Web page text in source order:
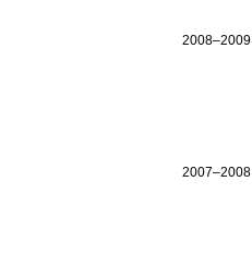
2008–2009
2007–2008